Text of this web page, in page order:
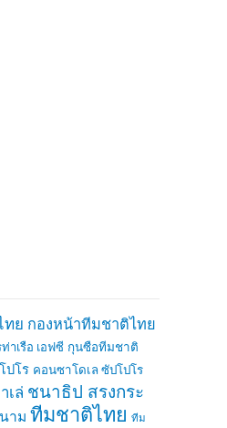
ทย กองหน้าทีมชาติไทย
าเรือ เอฟซี กุนซือทีมชาติ
ปโร คอนซาโดเล ซัปโปโร
เล่ ชนาธิป สรงกระ
าม ทีมชาติไทย ทีม